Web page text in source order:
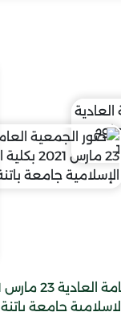
الإسلامية جامعة باتنة 1